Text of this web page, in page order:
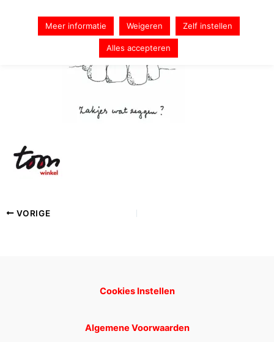
VORIGE
Cookies Instellen
Algemene Voorwaarden
Meer informatie Weigeren Zelf instellen
Alles accepteren